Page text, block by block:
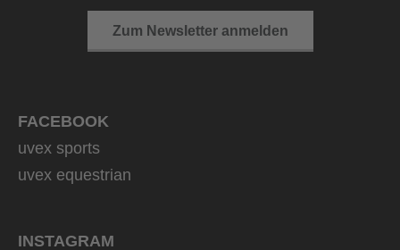
Zum Newsletter anmelden
FACEBOOK
uvex sports
uvex equestrian
INSTAGRAM